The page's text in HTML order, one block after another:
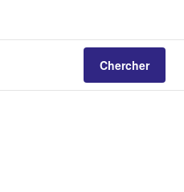
Chercher